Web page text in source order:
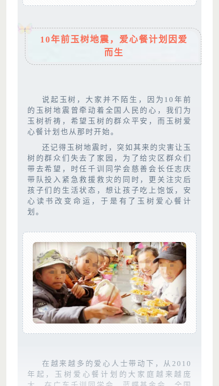
10年前玉树地震，爱心餐计划因爱
而生
说起玉树，大家并不陌生，因为10年前
的玉树地震曾牵动着全国人民的心，我们为
玉树祈祷，希望玉树的群众平安，而玉树爱
心餐计划也从那时开始。
还记得玉树地震时，突如其来的灾害让玉
树的群众们失去了家园，为了给灾区群众们
带去希望，时任千训同学会慈善会长任志庆
带队投入紧急救援救灾的同时，更关注灾后
孩子们的生活状态，想让孩子吃上饱饭，安
心读书改变命运，于是有了玉树爱心餐计
划。
在越来越多的爱心人士带动下，从2010
年起，玉树爱心餐计划的大家庭越来越庞